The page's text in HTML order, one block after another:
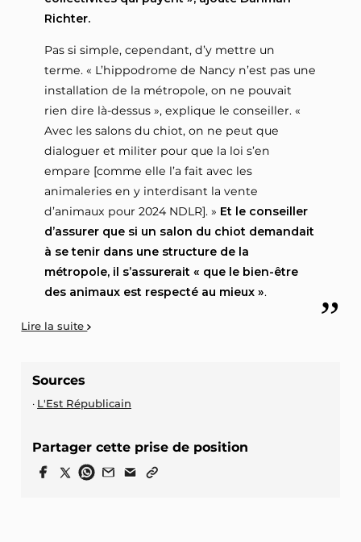
Richter.
Pas si simple, cependant, d’y mettre un
terme. « L’hippodrome de Nancy n’est pas une
installation de la métropole, on ne pouvait
rien dire là-dessus », explique le conseiller. «
Avec les salons du chiot, on ne peut que
dialoguer et militer pour que la loi s’en
empare [comme elle l’a fait avec les
animaleries en y interdisant la vente
d’animaux pour 2024 NDLR]. » Et le conseiller
d’assurer que si un salon du chiot demandait
à se tenir dans une structure de la
métropole, il s’assurerait « que le bien-être
des animaux est respecté au mieux ».
Lire la suite
Sources
L'Est Républicain
Partager cette prise de position